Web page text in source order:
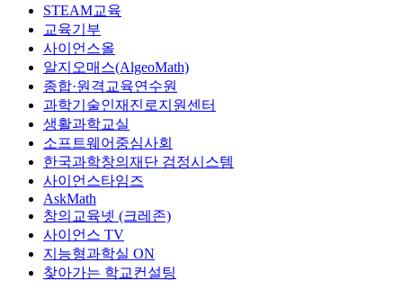
STEAM교육
교육기부
사이언스올
알지오매스(AlgeoMath)
종합·원격교육연수원
과학기술인재진로지원센터
생활과학교실
소프트웨어중심사회
한국과학창의재단 검정시스템
사이언스타임즈
AskMath
창의교육넷 (크레존)
사이언스 TV
지능형과학실 ON
찾아가는 학교컨설팅